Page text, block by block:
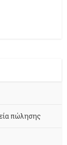
πώλησης